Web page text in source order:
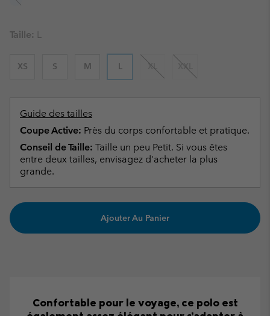
Taille:
XS S M L XL XXL
Guide des tailles
Coupe Active: Près du corps confortable et pratique.
Conseil de Taille: Taille un peu Petit. Si vous êtes
entre deux tailles, envisagez d'acheter la plus
grande.
Ajouter Au Panier
Confortable pour le voyage, ce polo est